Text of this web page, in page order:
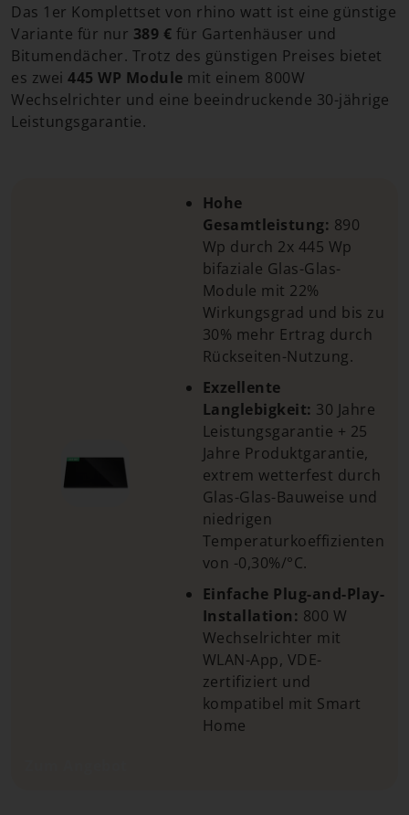
Das 1er Komplettset von rhino watt ist eine günstige
Variante für nur 389 € für Gartenhäuser und
Bitumendächer. Trotz des günstigen Preises bietet
es zwei 445 WP Module mit einem 800W
Wechselrichter und eine beeindruckende 30-jährige
Leistungsgarantie.
Hohe
Gesamtleistung: 890
Wp durch 2x 445 Wp
bifaziale Glas-Glas-
Module mit 22%
Wirkungsgrad und bis zu
30% mehr Ertrag durch
Rückseiten-Nutzung.
Exzellente
Langlebigkeit: 30 Jahre
Leistungsgarantie + 25
Jahre Produktgarantie,
extrem wetterfest durch
Glas-Glas-Bauweise und
niedrigen
Temperaturkoeffizienten
von -0,30%/°C.
Einfache Plug-and-Play-
Installation: 800 W
Wechselrichter mit
WLAN-App, VDE-
zertifiziert und
kompatibel mit Smart
Home